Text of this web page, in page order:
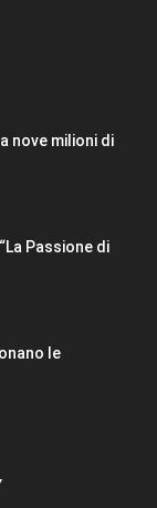
nove milioni di
Passione di
le